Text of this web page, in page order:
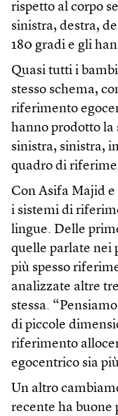
rispetto al corpo
sinistra, destra,
180 gradi e gli
Quasi tutti i
stesso schema,
riferimento
hanno prodotto la
sinistra, sinistra,
quadro di
Con Asifa Majid
i sistemi di
lingue. Delle
quelle parlate nei
più spesso
analizzate altre
stessa.
di piccole
riferimento
egocentrico sia
Un altro
recente ha